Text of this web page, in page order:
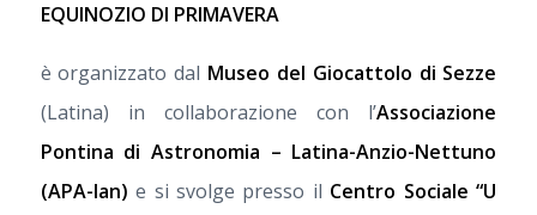
EQUINOZIO DI PRIMAVERA
è organizzato dal Museo del Giocattolo di Sezze
(Latina) in collaborazione con l’Associazione
Pontina di Astronomia – Latina-Anzio-Nettuno
(APA-lan) e si svolge presso il Centro Sociale “U